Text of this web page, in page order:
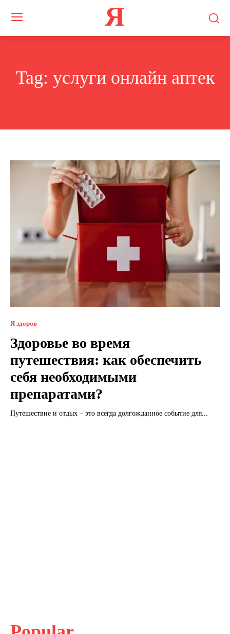
Я
Tag: услуги онлайн аптек
Я здоров
Здоровье во время
путешествия: как обеспечить
себя необходимыми
препаратами?
Путешествие и отдых – это всегда долгожданное событие для...